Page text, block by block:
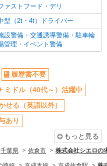
イク通勤OK
会保険あり
種手当（家族・役職・インセン
ィブなど）あり
ービス
ミドル（40代～）活躍中
ァストフード・デリ
型（2t・4t）ドライバー
設警備・交通誘導警備・駐車輪
管理・イベント警備
履歴書不要
ミドル（40代～）活躍中
せる（英語以外）
あり
もっと見る
千葉県 佐倉市 株式会社シエロの